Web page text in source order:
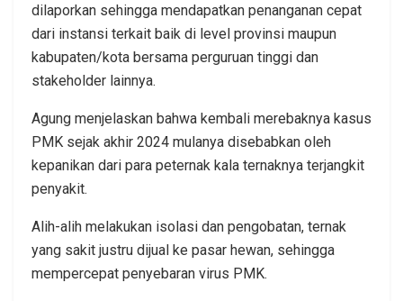
dilaporkan sehingga mendapatkan penanganan cepat
dari instansi terkait baik di level provinsi maupun
kabupaten/kota bersama perguruan tinggi dan
stakeholder lainnya.
Agung menjelaskan bahwa kembali merebaknya kasus
PMK sejak akhir 2024 mulanya disebabkan oleh
kepanikan dari para peternak kala ternaknya terjangkit
penyakit.
Alih-alih melakukan isolasi dan pengobatan, ternak
yang sakit justru dijual ke pasar hewan, sehingga
mempercepat penyebaran virus PMK.